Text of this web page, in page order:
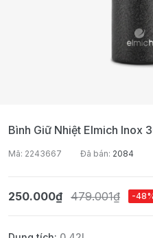
Bình Giữ Nhiệt Elmich Inox
Mã: 2243667 Đã bán: 2084
250.000₫ 479.001₫ -